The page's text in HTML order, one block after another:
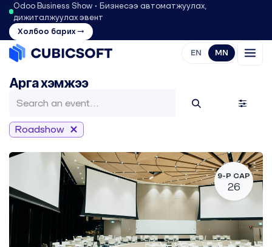
Odoo Business Show • Бизнесээ автоматжуулах,
дижиталжуулах эвент
Холбоо барих →
EN MN
Арга хэмжээ
Roadshow
9-Р САР
26